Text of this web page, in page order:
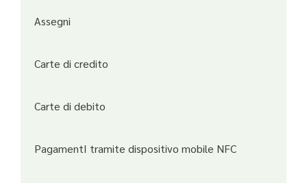
Assegni
Carte di credito
Carte di debito
PagamentI tramite dispositivo mobile NFC